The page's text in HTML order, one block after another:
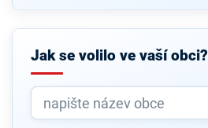
Jak se volilo ve vaší obci?